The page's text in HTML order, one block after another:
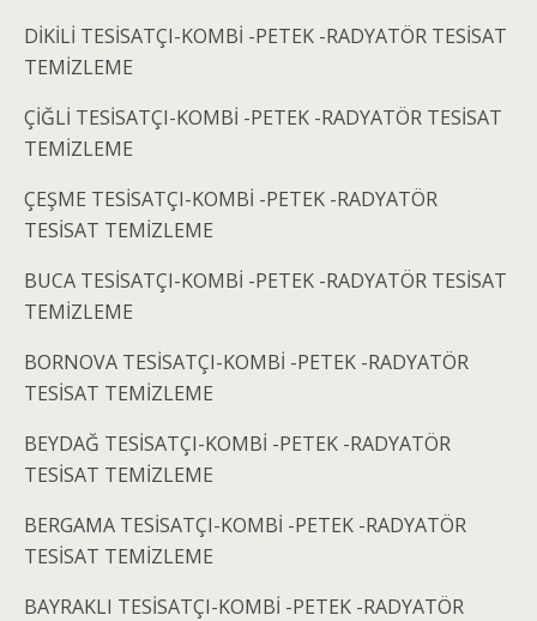
DİKİLİ TESİSATÇI-KOMBİ -PETEK -RADYATÖR TESİSAT
TEMİZLEME
ÇİĞLİ TESİSATÇI-KOMBİ -PETEK -RADYATÖR TESİSAT
TEMİZLEME
ÇEŞME TESİSATÇI-KOMBİ -PETEK -RADYATÖR
TESİSAT TEMİZLEME
BUCA TESİSATÇI-KOMBİ -PETEK -RADYATÖR TESİSAT
TEMİZLEME
BORNOVA TESİSATÇI-KOMBİ -PETEK -RADYATÖR
TESİSAT TEMİZLEME
BEYDAĞ TESİSATÇI-KOMBİ -PETEK -RADYATÖR
TESİSAT TEMİZLEME
BERGAMA TESİSATÇI-KOMBİ -PETEK -RADYATÖR
TESİSAT TEMİZLEME
BAYRAKLI TESİSATÇI-KOMBİ -PETEK -RADYATÖR